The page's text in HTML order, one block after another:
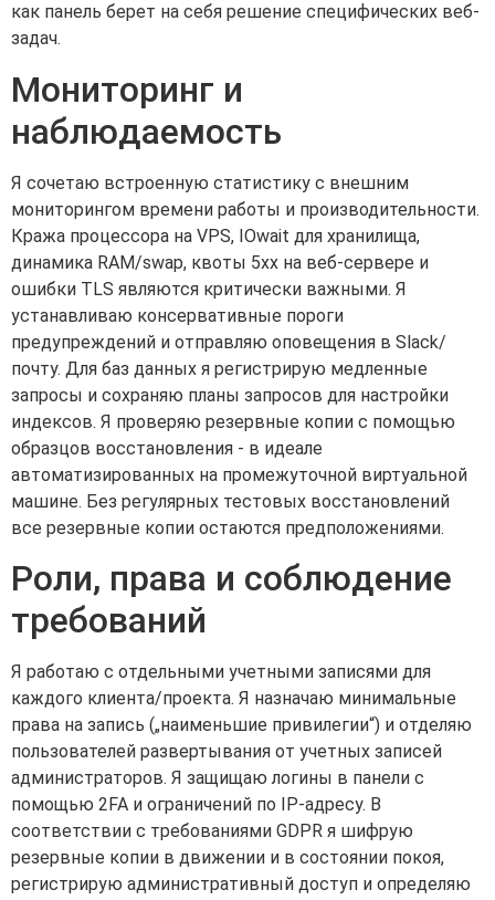
как панель берет на себя решение специфических веб-
задач.
Мониторинг и
наблюдаемость
Я сочетаю встроенную статистику с внешним
мониторингом времени работы и производительности.
Кража процессора на VPS, IOwait для хранилища,
динамика RAM/swap, квоты 5xx на веб-сервере и
ошибки TLS являются критически важными. Я
устанавливаю консервативные пороги
предупреждений и отправляю оповещения в Slack/
почту. Для баз данных я регистрирую медленные
запросы и сохраняю планы запросов для настройки
индексов. Я проверяю резервные копии с помощью
образцов восстановления - в идеале
автоматизированных на промежуточной виртуальной
машине. Без регулярных тестовых восстановлений
все резервные копии остаются предположениями.
Роли, права и соблюдение
требований
Я работаю с отдельными учетными записями для
каждого клиента/проекта. Я назначаю минимальные
права на запись („наименьшие привилегии“) и отделяю
пользователей развертывания от учетных записей
администраторов. Я защищаю логины в панели с
помощью 2FA и ограничений по IP-адресу. В
соответствии с требованиями GDPR я шифрую
резервные копии в движении и в состоянии покоя,
регистрирую административный доступ и определяю